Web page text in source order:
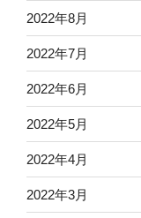
2022年8月
2022年7月
2022年6月
2022年5月
2022年4月
2022年3月